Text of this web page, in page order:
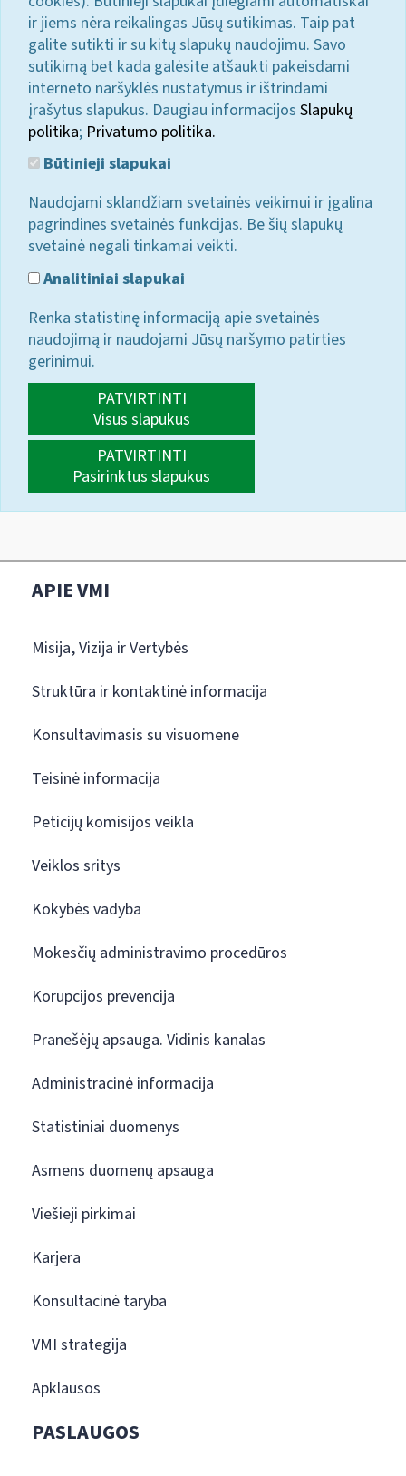
ir jiems nėra reikalingas Jūsų sutikimas. Taip pat
galite sutikti ir su kitų slapukų naudojimu. Savo
sutikimą bet kada galėsite atšaukti pakeisdami
interneto naršyklės nustatymus ir ištrindami
įrašytus slapukus. Daugiau informacijos Slapukų
politika; Privatumo politika.
Būtinieji slapukai
Naudojami sklandžiam svetainės veikimui ir įgalina
pagrindines svetainės funkcijas. Be šių slapukų
svetainė negali tinkamai veikti.
Analitiniai slapukai
Renka statistinę informaciją apie svetainės
naudojimą ir naudojami Jūsų naršymo patirties
gerinimui.
PATVIRTINTI
Visus slapukus
PATVIRTINTI
Pasirinktus slapukus
APIE VMI
Misija, Vizija ir Vertybės
Struktūra ir kontaktinė informacija
Konsultavimasis su visuomene
Teisinė informacija
Peticijų komisijos veikla
Veiklos sritys
Kokybės vadyba
Mokesčių administravimo procedūros
Korupcijos prevencija
Pranešėjų apsauga. Vidinis kanalas
Administracinė informacija
Statistiniai duomenys
Asmens duomenų apsauga
Viešieji pirkimai
Karjera
Konsultacinė taryba
VMI strategija
Apklausos
PASLAUGOS